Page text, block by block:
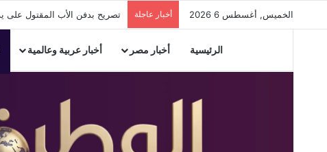
الخميس, أغسطس 6 2026 أخبار عاجلة تصريح بدفن الأب المقتول على
الرئيسية أخبار مصر أخبار عربية وعالمية